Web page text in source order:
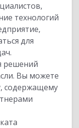
технологий
для
решений
Вы можете
содержащему